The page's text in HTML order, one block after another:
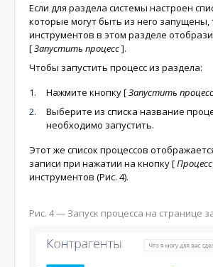
Если для раздела системы настроен
которые могут быть из него запущены,
инструментов в этом разделе
[Запустить процесс].
Чтобы запустить процесс из раздела:
Нажмите кнопку[Запустить процесс
Выберите из списка название
необходимо запустить.
Этот же список процессов
записи при нажатии на кнопку[Процесс
инструментов (Рис. 4).
Рис. 4 — Запуск процесса на странице